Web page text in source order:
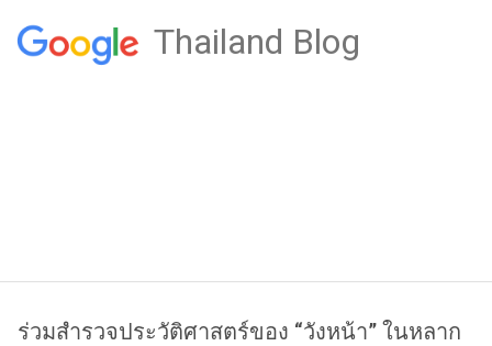
Thailand Blog
ร่วมสำรวจประวัติศาสตร์ของ “วังหน้า” ในหลาก